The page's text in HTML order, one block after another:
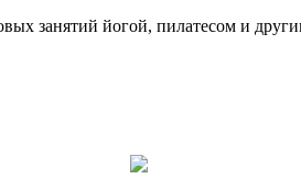
занятий йогой, пилатесом и